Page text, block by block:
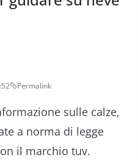
Permalink
sulle calze,
a norma di legge
il marchio tuv.